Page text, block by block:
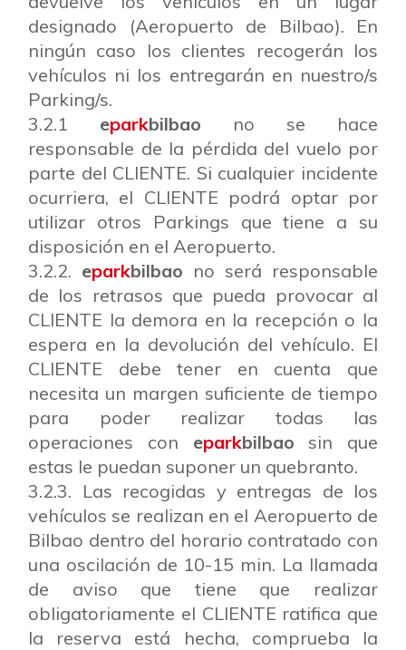
designado (Aeropuerto de Bilbao). En
ningún caso los clientes recogerán los
vehículos ni los entregarán en nuestro/s
Parking/s.
3.2.1 eparkbilbao no se hace
responsable de la pérdida del vuelo por
parte del CLIENTE. Si cualquier incidente
ocurriera, el CLIENTE podrá optar por
utilizar otros Parkings que tiene a su
disposición en el Aeropuerto.
3.2.2. eparkbilbao no será responsable
de los retrasos que pueda provocar al
CLIENTE la demora en la recepción o la
espera en la devolución del vehículo. El
CLIENTE debe tener en cuenta que
necesita un margen suficiente de tiempo
para poder realizar todas las
operaciones con eparkbilbao sin que
estas le puedan suponer un quebranto.
3.2.3. Las recogidas y entregas de los
vehículos se realizan en el Aeropuerto de
Bilbao dentro del horario contratado con
una oscilación de 10-15 min. La llamada
de aviso que tiene que realizar
obligatoriamente el CLIENTE ratifica que
la reserva está hecha, comprueba la